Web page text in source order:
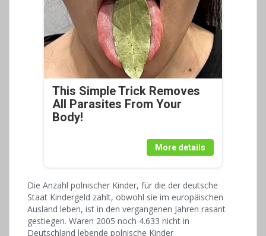
This Simple Trick Removes
All Parasites From Your
Body!
More details
Die Anzahl polnischer Kinder, für die der deutsche
Staat Kindergeld zahlt, obwohl sie im europäischen
Ausland leben, ist in den vergangenen Jahren rasant
gestiegen. Waren 2005 noch 4.633 nicht in
Deutschland lebende polnische Kinder